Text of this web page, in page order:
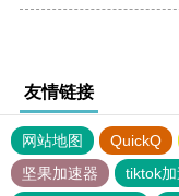
友情链接
网站地图 QuickQ
坚果加速器
tiktok